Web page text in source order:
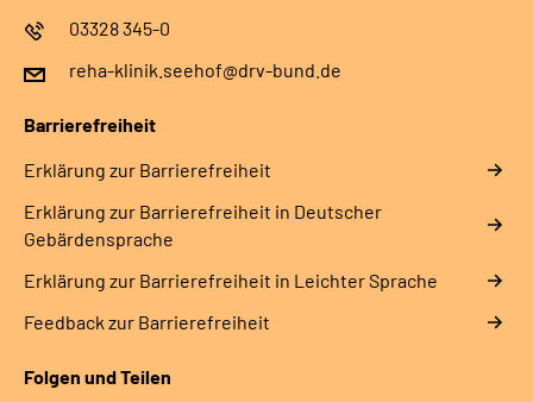
03328 345-0
reha-klinik.seehof@drv-bund.de
Barrierefreiheit
Erklärung zur Barrierefreiheit
Erklärung zur Barrierefreiheit in Deutscher
Gebärdensprache
Erklärung zur Barrierefreiheit in Leichter Sprache
Feedback zur Barrierefreiheit
Folgen und Teilen